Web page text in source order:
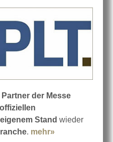
der Messe
offiziellen
eigenem Stand wieder
. mehr»